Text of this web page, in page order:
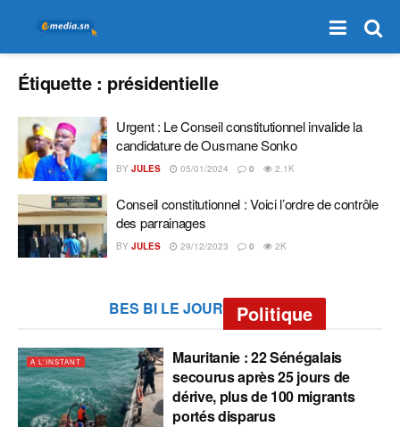
Étiquette : présidentielle
Urgent : Le Conseil constitutionnel invalide la
candidature de Ousmane Sonko
BY JULES 05/01/2024 0 2.1K
Conseil constitutionnel : Voici l’ordre de contrôle
des parrainages
BY JULES 29/12/2023 0 2K
BES BI LE JOUR Politique
A L'INSTANT
Mauritanie : 22 Sénégalais
secourus après 25 jours de
dérive, plus de 100 migrants
portés disparus